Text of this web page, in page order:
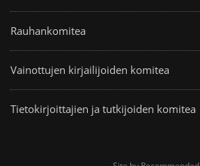
Rauhankomitea
Vainottujen kirjailijoiden komitea
Tietokirjoittajien ja tutkijoiden komitea